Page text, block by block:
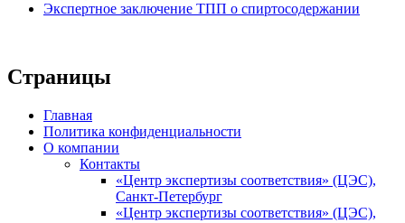
Экспертное заключение ТПП о спиртосодержании
Страницы
Главная
Политика конфиденциальности
О компании
Контакты
«Центр экспертизы соответствия» (ЦЭС),
Санкт-Петербург
«Центр экспертизы соответствия» (ЦЭС),